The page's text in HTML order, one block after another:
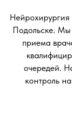
Нейрохирургия
Подольске. Мы
приема
очередей.
контроль